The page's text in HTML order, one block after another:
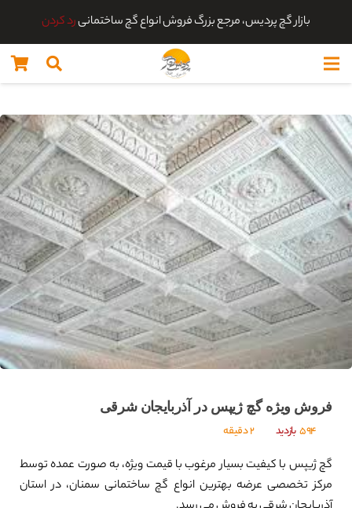
بازار گچ پردیس، مرجع بزرگ فروش انواع گچ ساختمانیرد کردن
فروش ویژه گچ ژیپس در آذربایجان شرقی
594بازدید 2 دقیقه
گچ ژیپس با کیفیت بسیار مرغوب با قیمت ویژه، به صورت عمده توسط
مرکز تخصصی عرضه بهترین انواع گچ ساختمانی سمنان، در استان